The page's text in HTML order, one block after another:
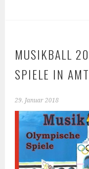
MUSIKBALL
SPIELE IN
29. Januar 2018